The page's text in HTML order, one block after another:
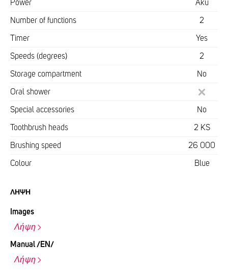
Power Aku
Number of functions 2
Timer Yes
Speeds (degrees) 2
Storage compartment No
Oral shower
Special accessories No
Toothbrush heads 2 KS
Brushing speed 26 000
Colour Blue
ΛΉΨΗ
Images
Λήψη
Manual /EN/
Λήψη